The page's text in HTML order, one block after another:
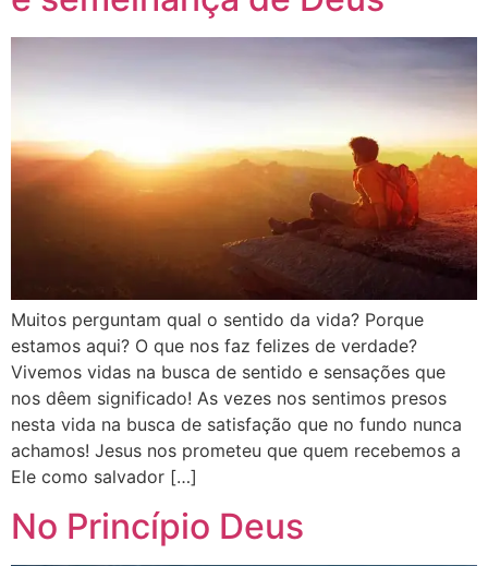
Muitos perguntam qual o sentido da vida? Porque
estamos aqui? O que nos faz felizes de verdade?
Vivemos vidas na busca de sentido e sensações que
nos dêem significado! As vezes nos sentimos presos
nesta vida na busca de satisfação que no fundo nunca
achamos! Jesus nos prometeu que quem recebemos a
Ele como salvador […]
No Princípio Deus